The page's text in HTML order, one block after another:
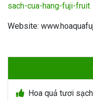
sach-cua-hang-fuji-fruit
Website:
Hoa quả tươi sạch